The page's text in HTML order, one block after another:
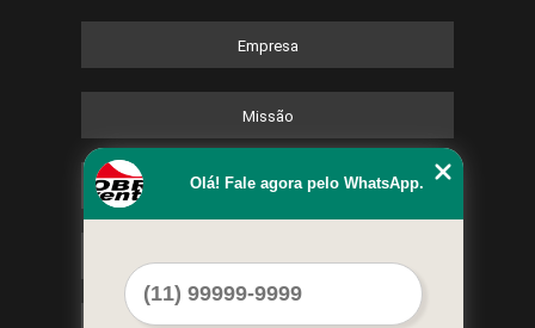
Empresa
Missão
Serviços
Olá! Fale agora pelo WhatsApp.